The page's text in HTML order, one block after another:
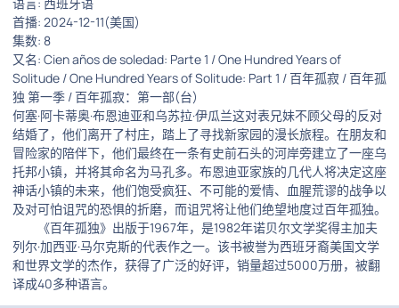
首播: 2024-12-11(美国)
集数: 8
又名: Cien años de soledad: Parte 1 / One Hundred Years of
Solitude / One Hundred Years of Solitude: Part 1 / 百年孤寂 / 百年孤
独 第一季 / 百年孤寂：第一部(台)
何塞·阿卡蒂奥·布恩迪亚和乌苏拉·伊瓜兰这对表兄妹不顾父母的反对
结婚了，他们离开了村庄，踏上了寻找新家园的漫长旅程。在朋友和
冒险家的陪伴下，他们最终在一条有史前石头的河岸旁建立了一座乌
托邦小镇，并将其命名为马孔多。布恩迪亚家族的几代人将决定这座
神话小镇的未来，他们饱受疯狂、不可能的爱情、血腥荒谬的战争以
及对可怕诅咒的恐惧的折磨，而诅咒将让他们绝望地度过百年孤独。
《百年孤独》出版于1967年，是1982年诺贝尔文学奖得主加夫
列尔·加西亚·马尔克斯的代表作之一。该书被誉为西班牙裔美国文学
和世界文学的杰作，获得了广泛的好评，销量超过5000万册，被翻
译成40多种语言。